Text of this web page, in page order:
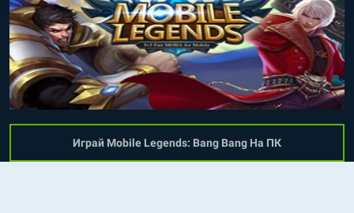
Играй Mobile Legends: Bang Bang На ПК